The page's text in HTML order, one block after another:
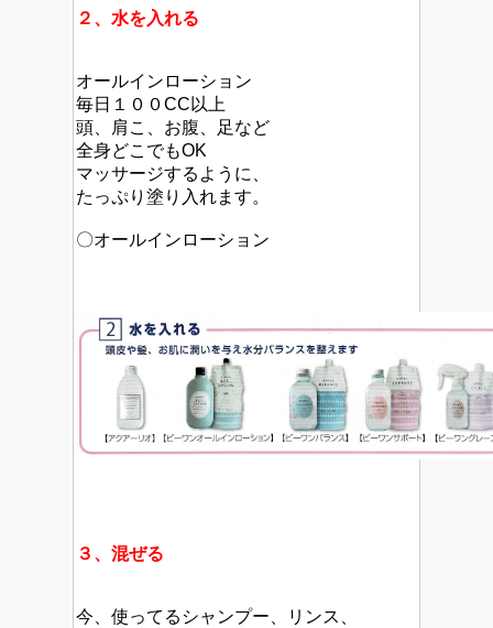
２、水を入れる
オールインローション
毎日１００CC以上
頭、肩こ、お腹、足など
全身どこでもOK
マッサージするように、
たっぷり塗り入れます。
〇オールインローション
３、混ぜる
今、使ってるシャンプー、リンス、